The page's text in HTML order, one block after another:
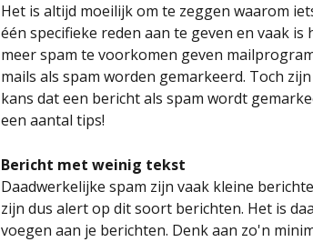
Het is altijd moeilijk om te zeggen waarom
één specifieke reden aan te geven en vaak
meer spam te voorkomen geven
mails als spam worden gemarkeerd. Toch
kans dat een bericht als spam wordt
een aantal tips!
Bericht met weinig tekst
Daadwerkelijke spam zijn vaak kleine
zijn dus alert op dit soort berichten. Het is
voegen aan je berichten. Denk aan zo'n